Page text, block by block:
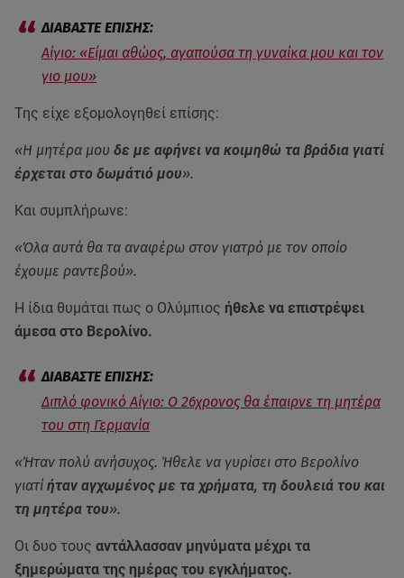
Αίγιο: «Είμαι αθώος, αγαπούσα τη γυναίκα μου και τον
γιο μου»
Της είχε εξομολογηθεί επίσης:
«Η μητέρα μου δε με αφήνει να κοιμηθώ τα βράδια γιατί
έρχεται στο δωμάτιό μου».
Και συμπλήρωνε:
«Όλα αυτά θα τα αναφέρω στον γιατρό με τον οποίο
έχουμε ραντεβού».
Η ίδια θυμάται πως ο Ολύμπιος ήθελε να επιστρέψει
άμεσα στο Βερολίνο.
Διπλό φονικό Αίγιο: Ο 26χρονος θα έπαιρνε τη μητέρα
του στη Γερμανία
«Ήταν πολύ ανήσυχος. Ήθελε να γυρίσει στο Βερολίνο
γιατί ήταν αγχωμένος με τα χρήματα, τη δουλειά του και
τη μητέρα του».
Οι δυο τους αντάλλασσαν μηνύματα μέχρι τα
ξημερώματα της ημέρας του εγκλήματος.